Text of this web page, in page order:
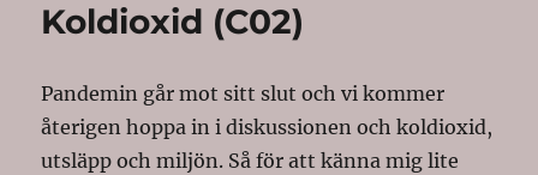
Koldioxid (C02)
Pandemin går mot sitt slut och vi kommer
återigen hoppa in i diskussionen och koldioxid,
utsläpp och miljön. Så för att känna mig lite